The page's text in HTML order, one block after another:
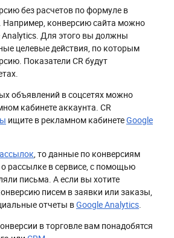
без расчетов по формуле в
Например, конверсию сайта можно
Analytics. Для этого вы должны
целевые действия, по которым
Показатели CR будут
объявлений в соцсетях можно
кабинете аккаунта. CR
ищите в рекламном кабинетеGoogle
, то данные по конверсиям
о рассылке в сервисе, с помощью
письма. А если вы хотите
писем в заявки или заказы,
отчеты вGoogle Analytics.
в торговле вам понадобятся